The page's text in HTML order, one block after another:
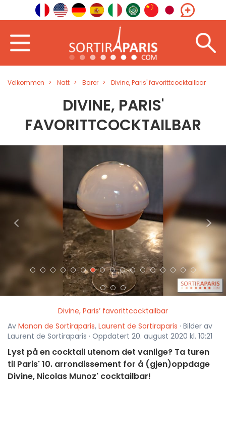
Velkommen Natt Barer Divine, Paris' favorittcocktailbar
DIVINE, PARIS'
FAVORITTCOCKTAILBAR
< >
Divine, Paris’ favorittcocktailbar
Av Manon de Sortiraparis, Laurent de Sortiraparis · Bilder av
Laurent de Sortiraparis · Oppdatert 20. august 2020 kl. 10:21
Lyst på en cocktail utenom det vanlige? Ta turen
til Paris' 10. arrondissement for å (gjen)oppdage
Divine, Nicolas Munoz' cocktailbar!